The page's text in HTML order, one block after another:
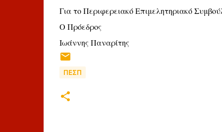
Για το Περιφερειακό Επιμελητηριακό
Ο Πρόεδρος
Ιωάννης Παναρίτης
ΠΕΣΠ